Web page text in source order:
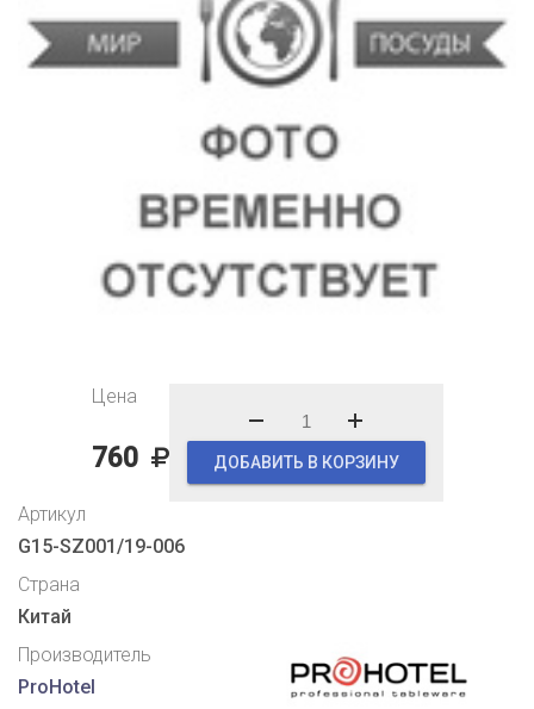
Цена
760 ДОБАВИТЬ В КОРЗИНУ
Артикул
G15-SZ001/19-006
Страна
Китай
Производитель
ProHotel